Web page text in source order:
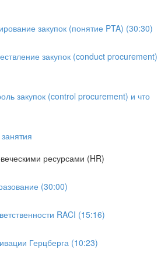
закупок (понятие PTA) (30:30)
закупок (conduct procurement)
закупок (control procurement) и что
ресурсами (HR)
(30:00)
RACI (15:16)
Герцберга (10:23)